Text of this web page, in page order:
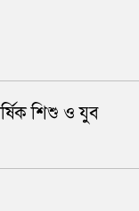
শিশু ও যুব